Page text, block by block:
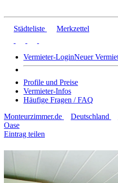
Städteliste Merkzettel
Vermieter-LoginNeuer
Profile und Preise
Vermieter-Infos
Häufige Fragen / FAQ
Monteurzimmer.de
Deutschland
Oase
Eintrag teilen